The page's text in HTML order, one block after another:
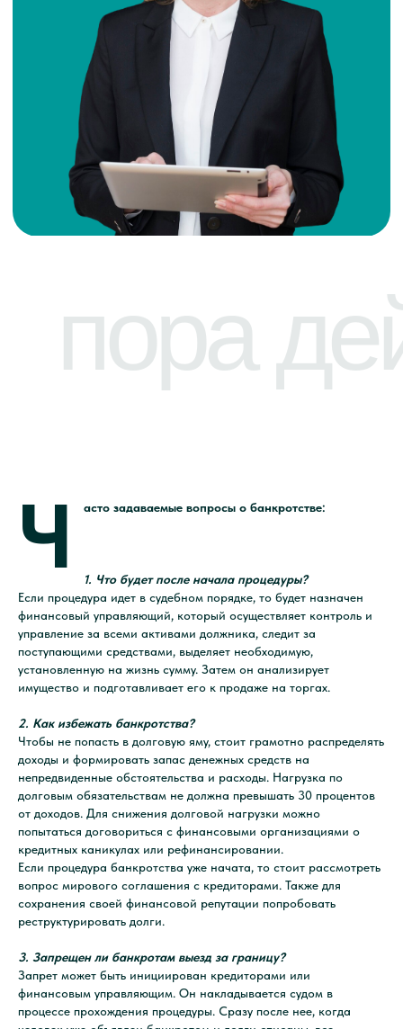
Ч асто задаваемые вопросы о банкротстве:
1. Что будет после начала процедуры?
Если процедура идет в судебном порядке, то будет назначен
финансовый управляющий, который осуществляет контроль и
управление за всеми активами должника, следит за
поступающими средствами, выделяет необходимую,
установленную на жизнь сумму. Затем он анализирует
имущество и подготавливает его к продаже на торгах.
2. Как избежать банкротства?
Чтобы не попасть в долговую яму, стоит грамотно распределять
доходы и формировать запас денежных средств на
непредвиденные обстоятельства и расходы. Нагрузка по
долговым обязательствам не должна превышать 30 процентов
от доходов. Для снижения долговой нагрузки можно
попытаться договориться с финансовыми организациями о
кредитных каникулах или рефинансировании.
Если процедура банкротства уже начата, то стоит рассмотреть
вопрос мирового соглашения с кредиторами. Также для
сохранения своей финансовой репутации попробовать
реструктурировать долги.
3. Запрещен ли банкротам выезд за границу?
Запрет может быть инициирован кредиторами или
финансовым управляющим. Он накладывается судом в
процессе прохождения процедуры. Сразу после нее, когда
Одноклассники
Вконтакте
Youtube
Telegram
Оплата услуг
Амурская обл,
г. Благовещенск,
ул Амурская, 181
Договор оферты
Политика
Реквизиты
ОГРН 1152801002265